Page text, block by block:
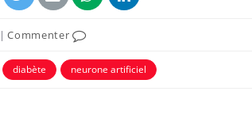
|Commenter
diabète neurone artificiel
Syndrome métabolique :
quels sont les meilleurs
exercices physiques ?